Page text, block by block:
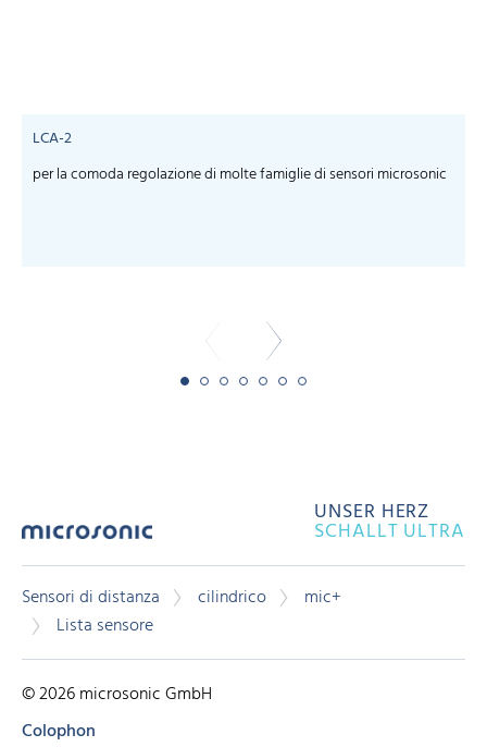
LCA-2
per la comoda regolazione di molte famiglie di sensori microsonic
UNSER HERZ
SCHALLT ULTRA
Sensori di distanza cilindrico
mic+
Lista sensore
© 2026 microsonic GmbH
Colophon